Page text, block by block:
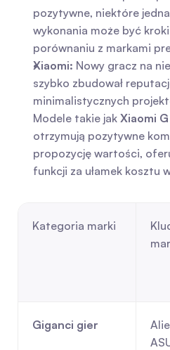
pozytywne, niektóre
wykonania może być
porównaniu z markami
Xiaomi: Nowy gracz na
szybko zbudował
minimalistycznych
Modele takie jak Xiaomi
otrzymują pozytywne
propozycję wartości,
funkcji za ułamek kosztu
Kategoria marki
Giganci gier